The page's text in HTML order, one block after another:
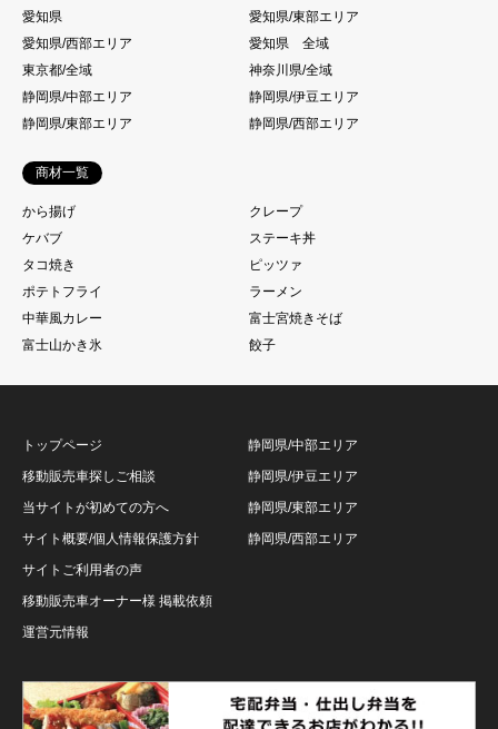
愛知県
愛知県/東部エリア
愛知県/西部エリア
愛知県 全域
東京都/全域
神奈川県/全域
静岡県/中部エリア
静岡県/伊豆エリア
静岡県/東部エリア
静岡県/西部エリア
商材一覧
から揚げ
クレープ
ケバブ
ステーキ丼
タコ焼き
ピッツァ
ポテトフライ
ラーメン
中華風カレー
富士宮焼きそば
富士山かき氷
餃子
トップページ
移動販売車探しご相談
当サイトが初めての方へ
サイト概要/個人情報保護方針
サイトご利用者の声
移動販売車オーナー様 掲載依頼
運営元情報
静岡県/中部エリア
静岡県/伊豆エリア
静岡県/東部エリア
静岡県/西部エリア